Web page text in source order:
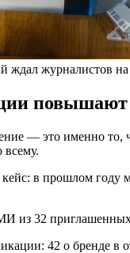
ждал журналистов
повышают
— это именно то,
в прошлом
из 32
42 о бренде в